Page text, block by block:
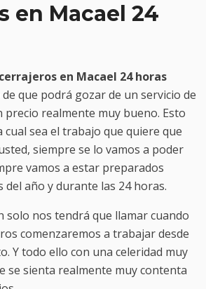
en Macael 24
cerrajeros en Macael 24 horas
que podrá gozar de un servicio de
precio realmente muy bueno. Esto
cual sea el trabajo que quiere que
siempre se lo vamos a poder
vamos a estar preparados
del año y durante las 24 horas.
solo nos tendrá que llamar cuando
comenzaremos a trabajar desde
Y todo ello con una celeridad muy
se sienta realmente muy contenta